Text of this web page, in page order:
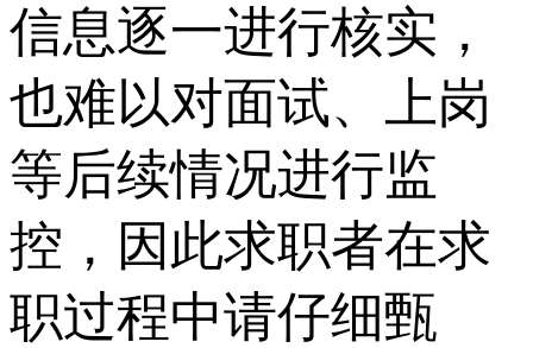
信息逐一进行核实，
也难以对面试、上岗
等后续情况进行监
控，因此求职者在求
职过程中请仔细甄